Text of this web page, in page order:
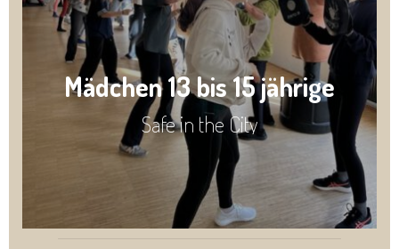
Mädchen 13 bis 15 jährige
Safe in the City